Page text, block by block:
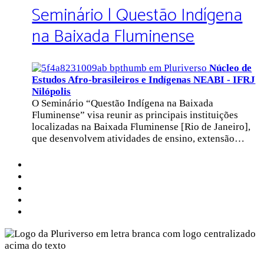
Seminário | Questão Indígena
na Baixada Fluminense
Núcleo de
Estudos Afro-brasileiros e Indígenas NEABI - IFRJ
Nilópolis
O Seminário “Questão Indígena na Baixada
Fluminense” visa reunir as principais instituições
localizadas na Baixada Fluminense [Rio de Janeiro],
que desenvolvem atividades de ensino, extensão…